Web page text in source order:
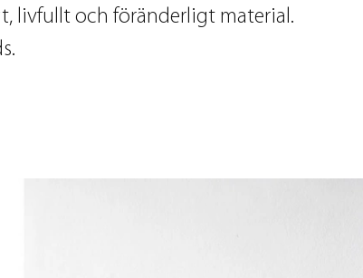
livfullt och föränderligt material.